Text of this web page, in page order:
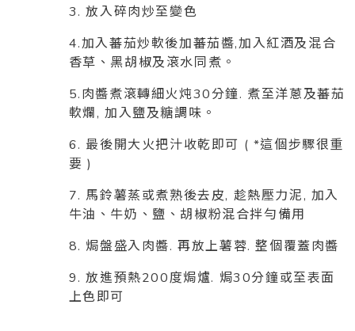
3. 放入碎肉炒至變色
4.加入蕃茄炒軟後加蕃茄醬,加入紅酒及混合
香草、黑胡椒及滾水同煮。
5.肉醬煮滾轉細火炖30分鐘. 煮至洋蔥及蕃茄
軟爛, 加入鹽及糖調味。
6. 最後開大火把汁收乾即可 ( *這個步驟很重
要 )
7. 馬鈴薯蒸或煮熟後去皮, 趁熱壓力泥, 加入
牛油、牛奶、鹽、胡椒粉混合拌勻備用
8. 焗盤盛入肉醬. 再放上薯蓉. 整個覆蓋肉醬
9. 放進預熱200度焗爐. 焗30分鐘或至表面
上色即可